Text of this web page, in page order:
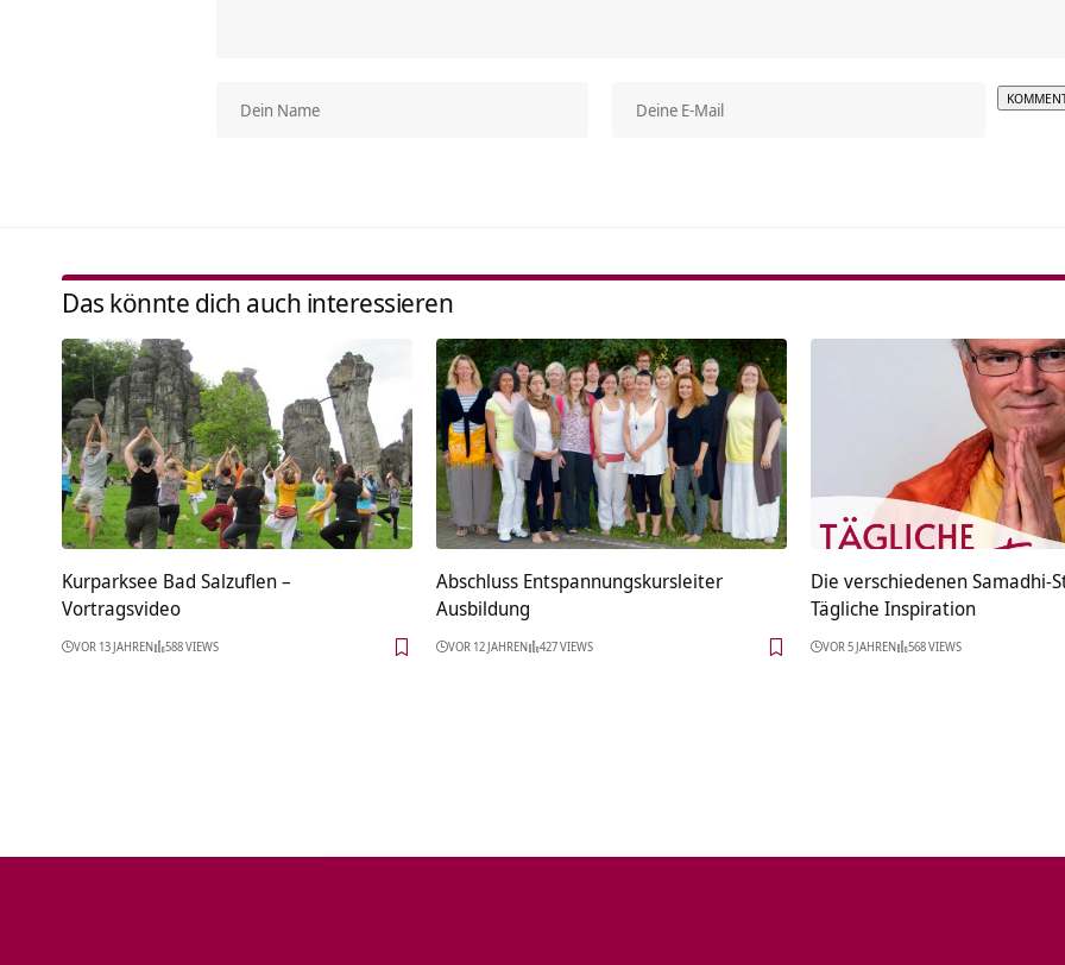
Das könnte dich auch interessieren
Kurparksee Bad Salzuflen‏‎ –
Vortragsvideo
VOR 13 JAHREN 588 VIEWS
Abschluss Entspannungskursleiter
Ausbildung
VOR 12 JAHREN 427 VIEWS
Die verschiedenen Samadhi-
Tägliche Inspiration
VOR 5 JAHREN 568 VIEWS